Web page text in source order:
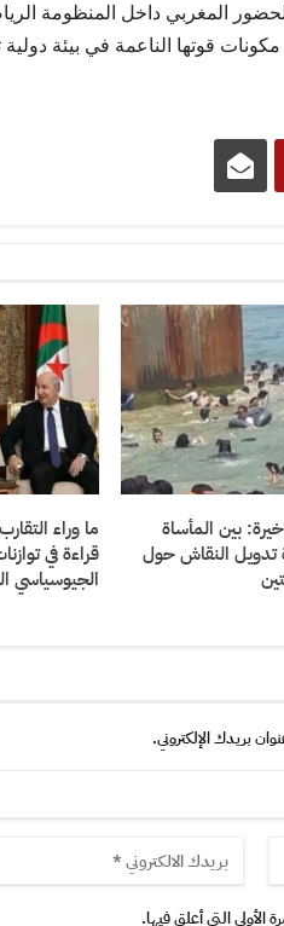
المغربي داخل المنظومة
قوتها الناعمة في بيئة دولية
بين المأساة
تدويل النقاش حول
ما وراء
قراءة في
الجيوسياسي
بريدك الإلكتروني.
التي أعلق فيها.